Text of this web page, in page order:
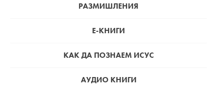
РАЗМИШЛЕНИЯ
Е-КНИГИ
КАК ДА ПОЗНАЕМ ИСУС
АУДИО КНИГИ